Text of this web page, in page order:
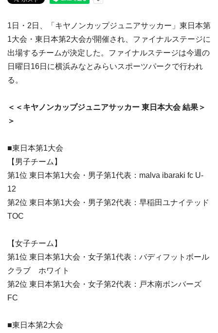
1日・2日、「キヤノンカップジュニアサッカー」東日本第
1大会・東日本第2大会が開催され、ファイナルステージに
出場するチームが決定した。ファイナルステージは今週の
日曜日16日に横浜みなとみらいスポーツパークで行われ
る。
＜＜キヤノンカップジュニアサッカー 東日本大会 結果＞
＞
■東日本第1大会
【男子チーム】
第1位 東日本第1大会・男子第1代表：malva ibaraki fc U-
12
第2位 東日本第1大会・男子第2代表：早稲田ユナイテッド
TOC
【女子チーム】
第1位 東日本第1大会・女子第1代表：バディフットボール
クラブ ホワイト
第2位 東日本第1大会・女子第2代表：戸木南ボンバーズ
FC
■東日本第2大会